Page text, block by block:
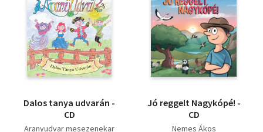
Dalos tanya udvarán -
CD
Aranyudvar mesezenekar
Jó reggelt Nagykópé! -
CD
Nemes Ákos